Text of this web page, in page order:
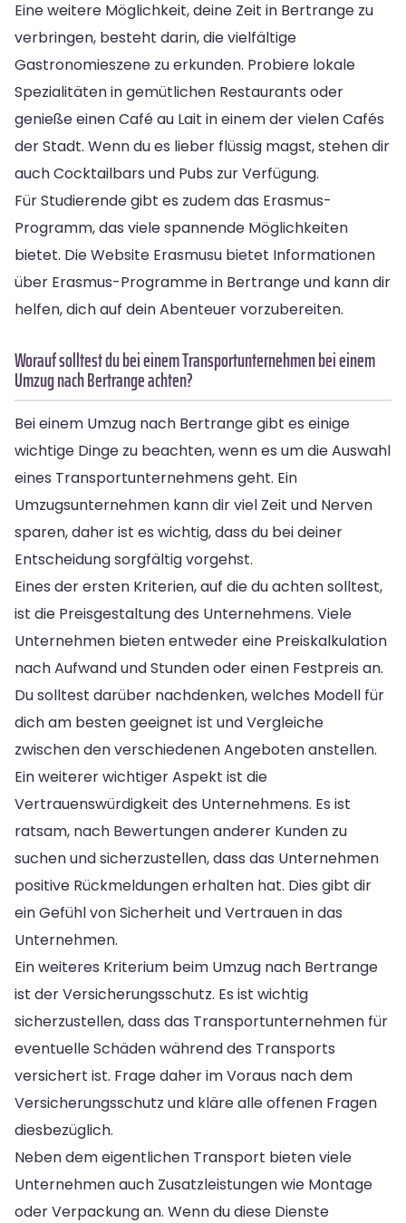
Eine weitere Möglichkeit, deine Zeit in Bertrange zu
verbringen, besteht darin, die vielfältige
Gastronomieszene zu erkunden. Probiere lokale
Spezialitäten in gemütlichen Restaurants oder
genieße einen Café au Lait in einem der vielen Cafés
der Stadt. Wenn du es lieber flüssig magst, stehen dir
auch Cocktailbars und Pubs zur Verfügung.
Für Studierende gibt es zudem das Erasmus-
Programm, das viele spannende Möglichkeiten
bietet. Die Website Erasmusu bietet Informationen
über Erasmus-Programme in Bertrange und kann dir
helfen, dich auf dein Abenteuer vorzubereiten.
Worauf solltest du bei einem Transportunternehmen bei einem
Umzug nach Bertrange achten?
Bei einem Umzug nach Bertrange gibt es einige
wichtige Dinge zu beachten, wenn es um die Auswahl
eines Transportunternehmens geht. Ein
Umzugsunternehmen kann dir viel Zeit und Nerven
sparen, daher ist es wichtig, dass du bei deiner
Entscheidung sorgfältig vorgehst.
Eines der ersten Kriterien, auf die du achten solltest,
ist die Preisgestaltung des Unternehmens. Viele
Unternehmen bieten entweder eine Preiskalkulation
nach Aufwand und Stunden oder einen Festpreis an.
Du solltest darüber nachdenken, welches Modell für
dich am besten geeignet ist und Vergleiche
zwischen den verschiedenen Angeboten anstellen.
Ein weiterer wichtiger Aspekt ist die
Vertrauenswürdigkeit des Unternehmens. Es ist
ratsam, nach Bewertungen anderer Kunden zu
suchen und sicherzustellen, dass das Unternehmen
positive Rückmeldungen erhalten hat. Dies gibt dir
ein Gefühl von Sicherheit und Vertrauen in das
Unternehmen.
Ein weiteres Kriterium beim Umzug nach Bertrange
ist der Versicherungsschutz. Es ist wichtig
sicherzustellen, dass das Transportunternehmen für
eventuelle Schäden während des Transports
versichert ist. Frage daher im Voraus nach dem
Versicherungsschutz und kläre alle offenen Fragen
diesbezüglich.
Neben dem eigentlichen Transport bieten viele
Unternehmen auch Zusatzleistungen wie Montage
oder Verpackung an. Wenn du diese Dienste